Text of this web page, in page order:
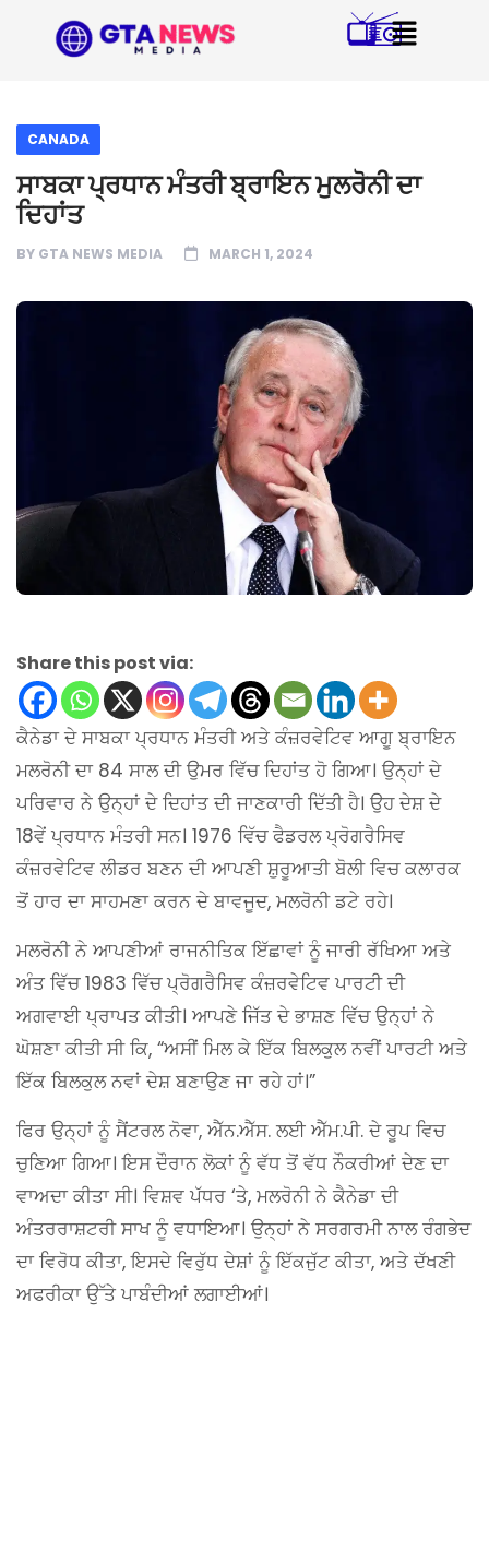
CANADA
ਸਾਬਕਾ ਪ੍ਰਧਾਨ ਮੰਤਰੀ ਬ੍ਰਾਇਨ ਮੁਲਰੋਨੀ ਦਾ
ਦਿਹਾਂਤ
BY GTA NEWS MEDIA MARCH 1, 2024
Share this post via:
ਕੈਨੇਡਾ ਦੇ ਸਾਬਕਾ ਪ੍ਰਧਾਨ ਮੰਤਰੀ ਅਤੇ ਕੰਜ਼ਰਵੇਟਿਵ ਆਗੂ ਬ੍ਰਾਇਨ
ਮਲਰੋਨੀ ਦਾ 84 ਸਾਲ ਦੀ ਉਮਰ ਵਿੱਚ ਦਿਹਾਂਤ ਹੋ ਗਿਆ। ਉਨ੍ਹਾਂ ਦੇ
ਪਰਿਵਾਰ ਨੇ ਉਨ੍ਹਾਂ ਦੇ ਦਿਹਾਂਤ ਦੀ ਜਾਣਕਾਰੀ ਦਿੱਤੀ ਹੈ। ਉਹ ਦੇਸ਼ ਦੇ
18ਵੇਂ ਪ੍ਰਧਾਨ ਮੰਤਰੀ ਸਨ। 1976 ਵਿੱਚ ਫੈਡਰਲ ਪ੍ਰੋਗਰੈਸਿਵ
ਕੰਜ਼ਰਵੇਟਿਵ ਲੀਡਰ ਬਣਨ ਦੀ ਆਪਣੀ ਸ਼ੁਰੂਆਤੀ ਬੋਲੀ ਵਿਚ ਕਲਾਰਕ
ਤੋਂ ਹਾਰ ਦਾ ਸਾਹਮਣਾ ਕਰਨ ਦੇ ਬਾਵਜੂਦ, ਮਲਰੋਨੀ ਡਟੇ ਰਹੇ।
ਮਲਰੋਨੀ ਨੇ ਆਪਣੀਆਂ ਰਾਜਨੀਤਿਕ ਇੱਛਾਵਾਂ ਨੂੰ ਜਾਰੀ ਰੱਖਿਆ ਅਤੇ
ਅੰਤ ਵਿੱਚ 1983 ਵਿੱਚ ਪ੍ਰੋਗਰੈਸਿਵ ਕੰਜ਼ਰਵੇਟਿਵ ਪਾਰਟੀ ਦੀ
ਅਗਵਾਈ ਪ੍ਰਾਪਤ ਕੀਤੀ। ਆਪਣੇ ਜਿੱਤ ਦੇ ਭਾਸ਼ਣ ਵਿੱਚ ਉਨ੍ਹਾਂ ਨੇ
ਘੋਸ਼ਣਾ ਕੀਤੀ ਸੀ ਕਿ, “ਅਸੀਂ ਮਿਲ ਕੇ ਇੱਕ ਬਿਲਕੁਲ ਨਵੀਂ ਪਾਰਟੀ ਅਤੇ
ਇੱਕ ਬਿਲਕੁਲ ਨਵਾਂ ਦੇਸ਼ ਬਣਾਉਣ ਜਾ ਰਹੇ ਹਾਂ।”
ਫਿਰ ਉਨ੍ਹਾਂ ਨੂੰ ਸੈਂਟਰਲ ਨੋਵਾ, ਐੱਨ.ਐੱਸ. ਲਈ ਐੱਮ.ਪੀ. ਦੇ ਰੂਪ ਵਿਚ
ਚੁਣਿਆ ਗਿਆ। ਇਸ ਦੌਰਾਨ ਲੋਕਾਂ ਨੂੰ ਵੱਧ ਤੋਂ ਵੱਧ ਨੌਕਰੀਆਂ ਦੇਣ ਦਾ
ਵਾਅਦਾ ਕੀਤਾ ਸੀ। ਵਿਸ਼ਵ ਪੱਧਰ ‘ਤੇ, ਮਲਰੋਨੀ ਨੇ ਕੈਨੇਡਾ ਦੀ
ਅੰਤਰਰਾਸ਼ਟਰੀ ਸਾਖ ਨੂੰ ਵਧਾਇਆ। ਉਨ੍ਹਾਂ ਨੇ ਸਰਗਰਮੀ ਨਾਲ ਰੰਗਭੇਦ
ਦਾ ਵਿਰੋਧ ਕੀਤਾ, ਇਸਦੇ ਵਿਰੁੱਧ ਦੇਸ਼ਾਂ ਨੂੰ ਇੱਕਜੁੱਟ ਕੀਤਾ, ਅਤੇ ਦੱਖਣੀ
ਅਫਰੀਕਾ ਉੱਤੇ ਪਾਬੰਦੀਆਂ ਲਗਾਈਆਂ।